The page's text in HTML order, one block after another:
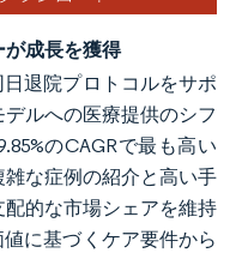
成長を獲得
退院プロトコルをサポ
ルへの医療提供のシフ
のCAGRで最も高い
な症例の紹介と高い手
配的な市場シェアを維持
に基づくケア要件から